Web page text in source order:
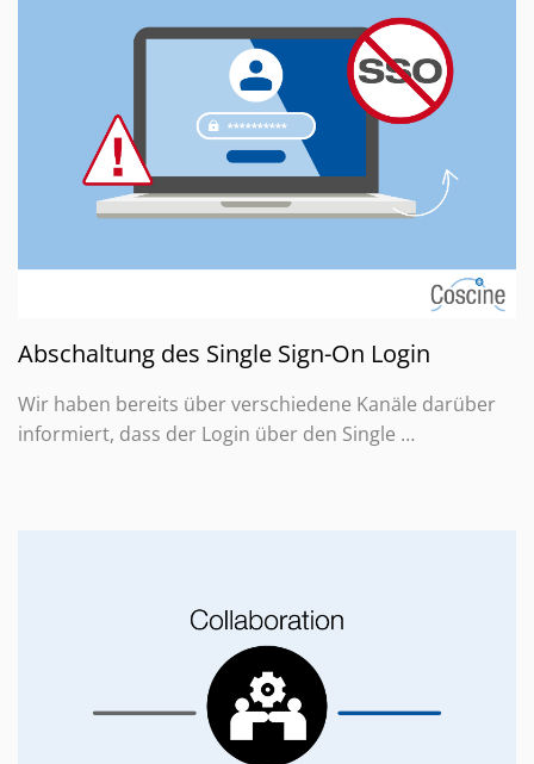
Abschaltung des Single Sign-On Login
Wir haben bereits über verschiedene Kanäle darüber
informiert, dass der Login über den Single …